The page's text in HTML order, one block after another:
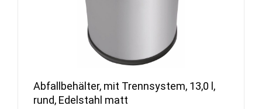
Abfallbehälter, mit Trennsystem, 13,0 l,
rund, Edelstahl matt